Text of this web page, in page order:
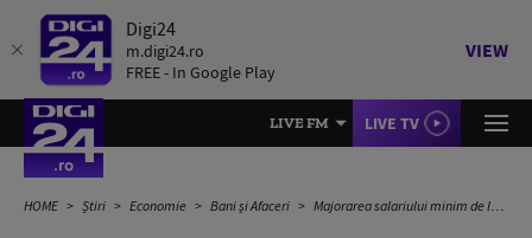
Digi24
m.digi24.ro
FREE - In Google Play
VIEW
LIVE FM LIVE TV
HOME Știri Economie Bani și Afaceri Majorarea salariului minim de la 1 iulie 2026 aduce bani în plus pentru angajați, dar și costuri pentru firme. Ce spun specialiștii